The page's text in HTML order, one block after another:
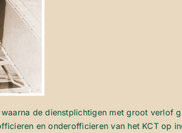
de dienstplichtigen met groot verlof
en onderofficieren van het KCT op